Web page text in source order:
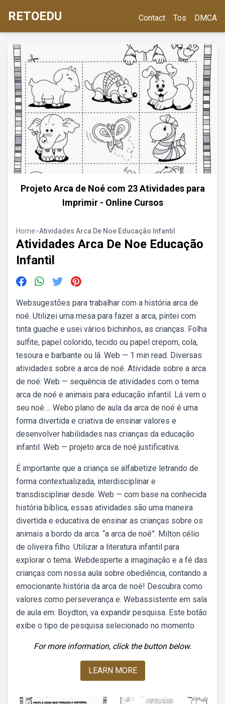
RETOEDU Contact Tos DMCA
Projeto Arca de Noé com 23 Atividades para
Imprimir - Online Cursos
Home>Atividades Arca De Noe Educação Infantil
Atividades Arca De Noe Educação
Infantil
Websugestões para trabalhar com a história arca de
noé. Utilizei uma mesa para fazer a arca, pintei com
tinta guache e usei vários bichinhos, as crianças. Folha
sulfite, papel colorido, tecido ou papel crepom, cola,
tesoura e barbante ou lã. Web — 1 min read. Diversas
atividades sobre a arca de noé. Atividade sobre a arca
de noé: Web — sequência de atividades com o tema
arca de noé e animais para educação infantil. Lá vem o
seu noé…. Webo plano de aula da arca de noé é uma
forma divertida e criativa de ensinar valores e
desenvolver habilidades nas crianças da educação
infantil. Web — projeto arca de noé justificativa.
É importante que a criança se alfabetize letrando de
forma contextualizada, interdisciplinar e
transdisciplinar desde. Web — com base na conhecida
história bíblica, essas atividades são uma maneira
divertida e educativa de ensinar as crianças sobre os
animais a bordo da arca. “a arca de noé”. Milton célio
de oliveira filho. Utilizar a literatura infantil para
explorar o tema. Webdesperte a imaginação e a fé das
crianças com nossa aula sobre obediência, contando a
emocionante história da arca de noé! Descubra como
valores como perseverança e. Webassistente em sala
de aula em: Boydton, va expandir pesquisa. Este botão
exibe o tipo de pesquisa selecionado no momento.
For more information, click the button below.
LEARN MORE